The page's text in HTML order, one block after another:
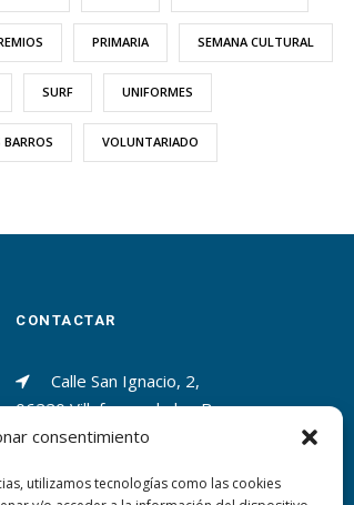
consentimiento
utilizamos tecnologías como las cookies
PRIMARIA SEMANA CULTURAL
SURF UNIFORMES
VOLUNTARIADO
CONTACTAR
Calle San Ignacio, 2,
06220 Villafranca de los Barros
(Badajoz)
+34 924 52 40 01